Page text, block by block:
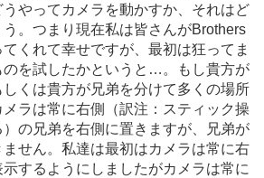
やってカメラを動かすか、それはど
。つまり現在私は皆さんがBrothers
くれて幸せですが、最初は狂ってま
のを試したかというと…。もし貴方が
くは貴方が兄弟を分けて多くの場所
ラは常に右側（訳注：スティック操
の兄弟を右側に置きますが、兄弟が
せん。私達は最初はカメラは常に右
するようにしましたがカメラは常に